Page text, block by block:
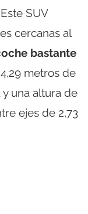
SUV
cercanas al
bastante
metros de
una altura de
ejes de 2,73